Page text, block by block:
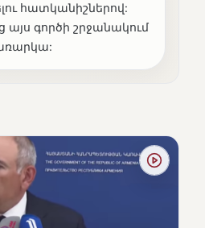
հատկանիշներով:
գործի շրջանակում